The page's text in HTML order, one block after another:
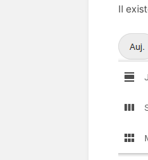
Il